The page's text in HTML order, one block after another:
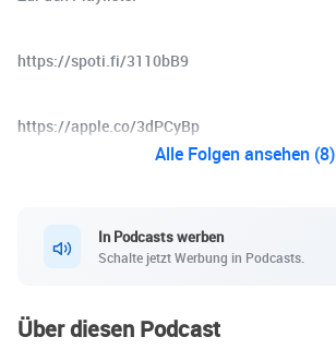
https://spoti.fi/3110bB9
https://apple.co/3dPCyBp
Alle Folgen ansehen (8)
In Podcasts werben
Schalte jetzt Werbung in Podcasts.
Über diesen Podcast